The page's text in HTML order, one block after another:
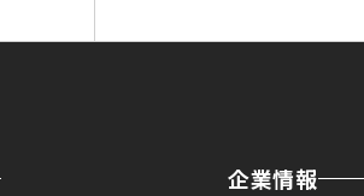
企業情報